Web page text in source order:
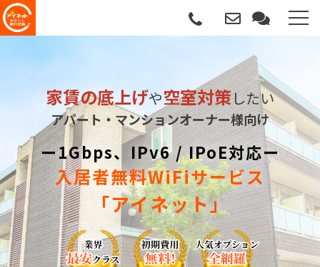
導入について
サポートについて
導入事例
記事
資料請求
家賃の底上げや空室対策したい
アパート・マンションオーナー様向け
ー1Gbps、IPv6 / IPoE対応ー
入居者無料WiFiサービス
「アイネット」